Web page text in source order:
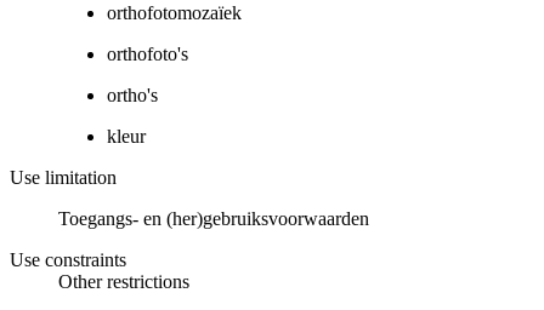
orthofotomozaïek
orthofoto's
ortho's
kleur
Use limitation
Toegangs- en (her)gebruiksvoorwaarden
Use constraints
Other restrictions